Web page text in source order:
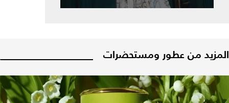
المزيد من عطور ومستحضرات